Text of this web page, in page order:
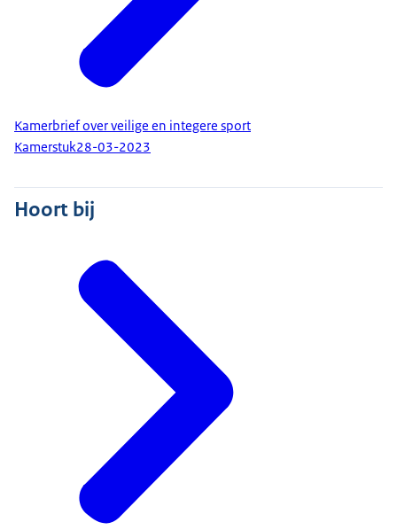
Kamerbrief over veilige en integere sport
Kamerstuk28-03-2023
Hoort bij